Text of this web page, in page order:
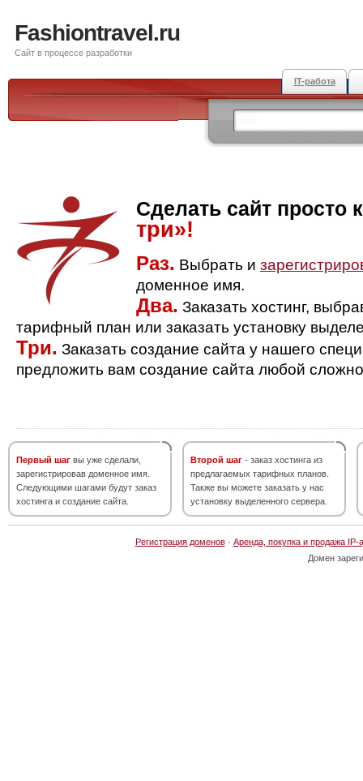
Fashiontravel.ru
Сайт в процессе разработки
IT-работа
Сделать сайт просто
три»!
Раз. Выбрать и
доменное имя.
Два. Заказать хостинг,
тарифный план или заказать установку
Три. Заказать создание сайта у нашего
предложить вам создание сайта любой
Первый шаг вы уже сделали,
зарегистрировав доменное имя.
Следующими шагами будут заказ
хостинга и создание сайта.
Второй шаг - заказ хостинга из
предлагаемых тарифных планов.
Также вы можете заказать у нас
установку выделенного сервера.
Регистрация доменов· Аренда, покупка и продажа IP-
Домен